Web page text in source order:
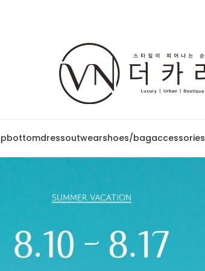
bottomdressoutwearshoes/bagaccessories